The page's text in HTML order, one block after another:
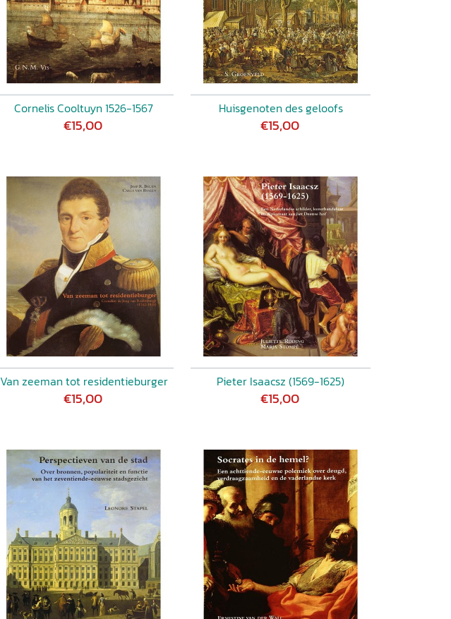
Cornelis Cooltuyn 1526-1567
€15,00
Huisgenoten des geloofs
€15,00
Van zeeman tot residentieburger
€15,00
Pieter Isaacsz (1569-1625)
€15,00